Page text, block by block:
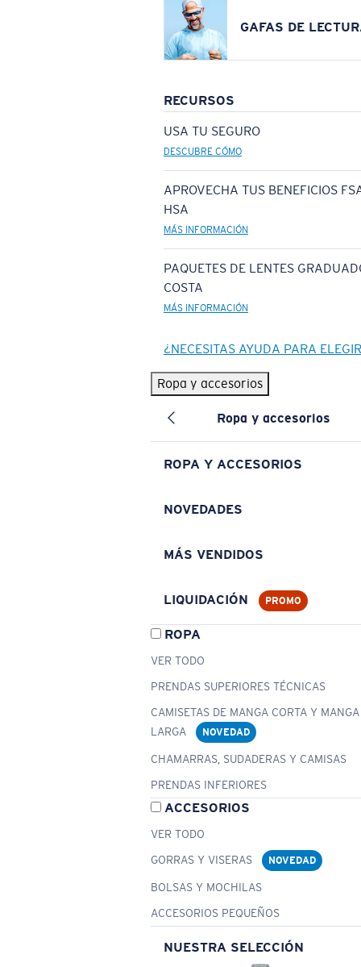
GAFAS DE
RECURSOS
USA TU SEGURO
DESCUBRE CÓMO
APROVECHA TUS BENEFICIOS
HSA
MÁS INFORMACIÓN
PAQUETES DE LENTES
COSTA
MÁS INFORMACIÓN
¿NECESITAS AYUDA PARA
Ropa y accesorios
Ropa y accesorios
ROPA Y ACCESORIOS
NOVEDADES
MÁS VENDIDOS
LIQUIDACIÓN PROMO
ROPA
VER TODO
PRENDAS SUPERIORES TÉCNICAS
CAMISETAS DE MANGA CORTA Y MANGA
LARGA
NOVEDAD
CHAMARRAS, SUDADERAS Y CAMISAS
PRENDAS INFERIORES
ACCESORIOS
VER TODO
GORRAS Y VISERAS
NOVEDAD
BOLSAS Y MOCHILAS
ACCESORIOS PEQUEÑOS
NUESTRA SELECCIÓN